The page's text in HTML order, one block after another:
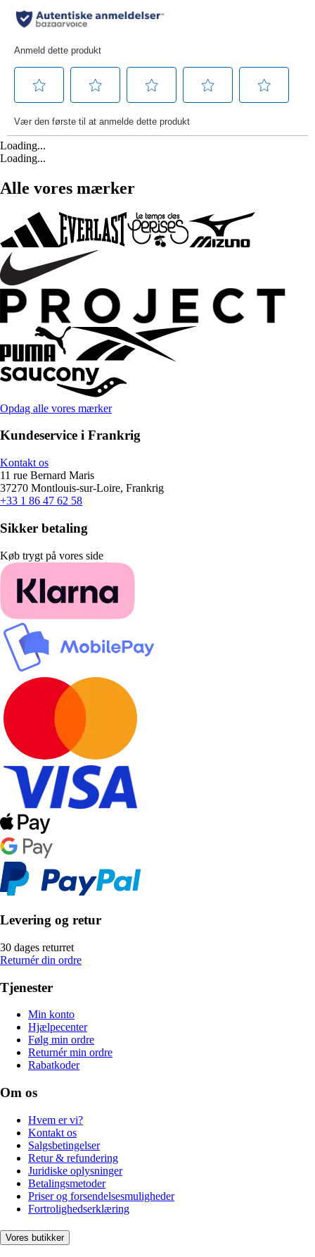
Loading...
Loading...
Alle vores mærker
Opdag alle vores mærker
Kundeservice i Frankrig
Kontakt os
11 rue Bernard Maris
37270 Montlouis-sur-Loire, Frankrig
+33 1 86 47 62 58
Sikker betaling
Køb trygt på vores side
Levering og retur
30 dages returret
Returnér din ordre
Tjenester
Min konto
Hjælpecenter
Følg min ordre
Returnér min ordre
Rabatkoder
Om os
Hvem er vi?
Kontakt os
Salgsbetingelser
Retur & refundering
Juridiske oplysninger
Betalingsmetoder
Priser og forsendelsesmuligheder
Fortrolighedserklæring
Vores butikker